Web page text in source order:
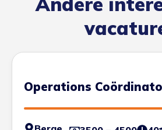
Operations